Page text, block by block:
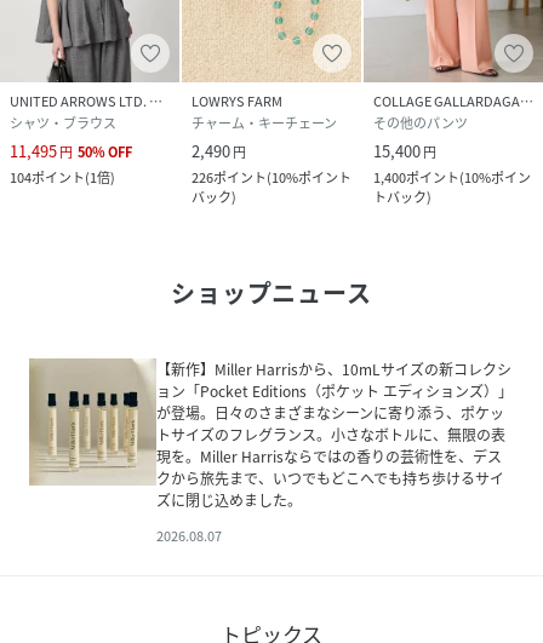
UNITED ARROWS LTD. OUTLET
シャツ・ブラウス
11,495円 50%OFF
104ポイント(1倍)
LOWRYS FARM
チャーム・キーチェーン
2,490円
226ポイント(10%ポイント
バック)
COLLAGE GALLARDAGALANTE
その他のパンツ
15,400円
1,400ポイント(10%ポイン
トバック)
ショップニュース
【新作】Miller Harrisから、10mLサイズの新コレクシ
ョン「Pocket Editions（ポケット エディションズ）」
が登場。日々のさまざまなシーンに寄り添う、ポケッ
トサイズのフレグランス。小さなボトルに、無限の表
現を。Miller Harrisならではの香りの芸術性を、デス
クから旅先まで、いつでもどこへでも持ち歩けるサイ
ズに閉じ込めました。
2026.08.07
トピックス